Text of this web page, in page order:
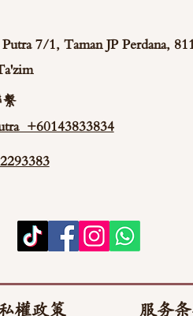
Putra 7/1, Taman JP Perdana,
繫
+60143833834
權政策 服务